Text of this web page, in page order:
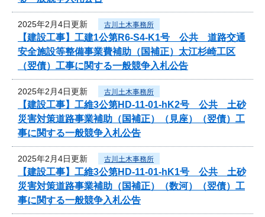
2025年2月4日更新 古川土木事務所
【建設工事】工建1公第R6-S4-K1号 公共 道路交通
安全施設等整備事業費補助（国補正）太江杉崎工区
（翌債）工事に関する一般競争入札公告
2025年2月4日更新 古川土木事務所
【建設工事】工維3公第HD-11-01-hK2号 公共 土砂
災害対策道路事業補助（国補正）（見座）（翌債）工
事に関する一般競争入札公告
2025年2月4日更新 古川土木事務所
【建設工事】工維3公第HD-11-01-hK1号 公共 土砂
災害対策道路事業補助（国補正）（数河）（翌債）工
事に関する一般競争入札公告